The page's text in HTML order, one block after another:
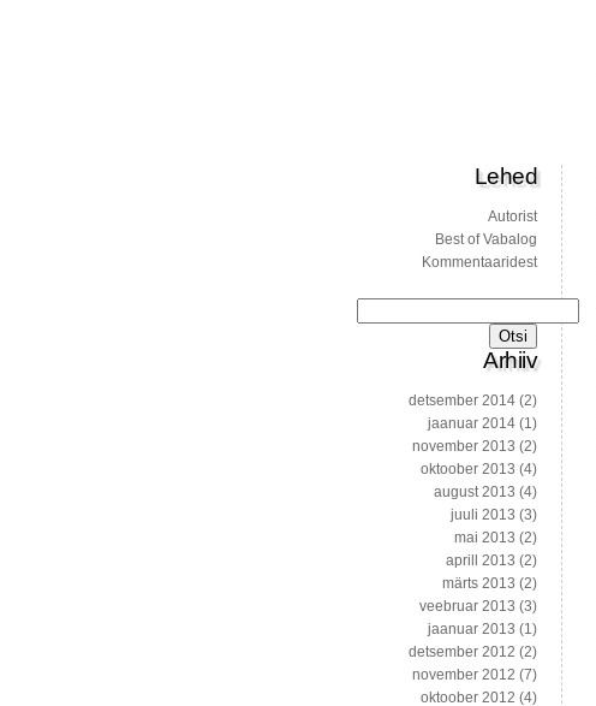
Lehed
Autorist
Best of Vabalog
Kommentaaridest
Arhiiv
detsember 2014 (2)
jaanuar 2014 (1)
november 2013 (2)
oktoober 2013 (4)
august 2013 (4)
juuli 2013 (3)
mai 2013 (2)
aprill 2013 (2)
märts 2013 (2)
veebruar 2013 (3)
jaanuar 2013 (1)
detsember 2012 (2)
november 2012 (7)
oktoober 2012 (4)